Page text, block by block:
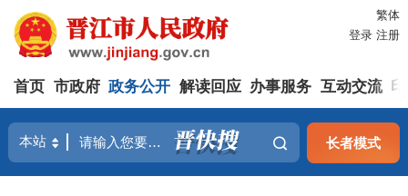
繁体
登录 注册
首页 市政府 政务公开 解读回应 办事服务 互动交流
长者模式